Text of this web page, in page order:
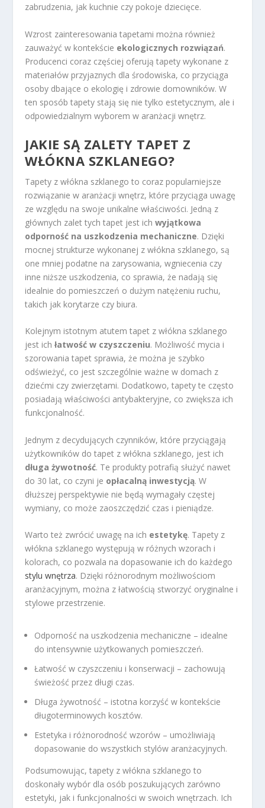
zabrudzenia, jak kuchnie czy pokoje dziecięce.
Wzrost zainteresowania tapetami można również
zauważyć w kontekście ekologicznych rozwiązań.
Producenci coraz częściej oferują tapety wykonane z
materiałów przyjaznych dla środowiska, co przyciąga
osoby dbające o ekologię i zdrowie domowników. W
ten sposób tapety stają się nie tylko estetycznym, ale i
odpowiedzialnym wyborem w aranżacji wnętrz.
JAKIE SĄ ZALETY TAPET Z
WŁÓKNA SZKLANEGO?
Tapety z włókna szklanego to coraz popularniejsze
rozwiązanie w aranżacji wnętrz, które przyciąga uwagę
ze względu na swoje unikalne właściwości. Jedną z
głównych zalet tych tapet jest ichwyjątkowa
odporność na uszkodzenia mechaniczne. Dzięki
mocnej strukturze wykonanej z włókna szklanego, są
one mniej podatne na zarysowania, wgniecenia czy
inne niższe uszkodzenia, co sprawia, że nadają się
idealnie do pomieszczeń o dużym natężeniu ruchu,
takich jak korytarze czy biura.
Kolejnym istotnym atutem tapet z włókna szklanego
jest ichłatwość w czyszczeniu. Możliwość mycia i
szorowania tapet sprawia, że można je szybko
odświeżyć, co jest szczególnie ważne w domach z
dziećmi czy zwierzętami. Dodatkowo, tapety te często
posiadają właściwości antybakteryjne, co zwiększa ich
funkcjonalność.
Jednym z decydujących czynników, które przyciągają
użytkowników do tapet z włókna szklanego, jest ich
długa żywotność. Te produkty potrafią służyć nawet
do 30 lat, co czyni je opłacalną inwestycją. W
dłuższej perspektywie nie będą wymagały częstej
wymiany, co może zaoszczędzić czas i pieniądze.
Warto też zwrócić uwagę na ich estetykę. Tapety z
włókna szklanego występują w różnych wzorach i
kolorach, co pozwala na dopasowanie ich do każdego
stylu wnętrza. Dzięki różnorodnym możliwościom
aranżacyjnym, można z łatwością stworzyć oryginalne i
stylowe przestrzenie.
Odporność na uszkodzenia mechaniczne – idealne
do intensywnie użytkowanych pomieszczeń.
Łatwość w czyszczeniu i konserwacji – zachowują
świeżość przez długi czas.
Długa żywotność – istotna korzyść w kontekście
długoterminowych kosztów.
Estetyka i różnorodność wzorów – umożliwiają
dopasowanie do wszystkich stylów aranżacyjnych.
Podsumowując, tapety z włókna szklanego to
doskonały wybór dla osób poszukujących zarówno
estetyki, jak i funkcjonalności w swoich wnętrzach. Ich